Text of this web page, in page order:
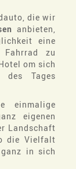
die wir
anbieten,
eine
zu
om sich
des Tages
einmalige
eigenen
Landschaft
die Vielfalt
in sich